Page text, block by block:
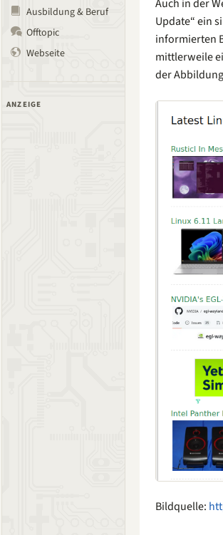
Ausbildung & Beruf
Offtopic
Webseite
ANZEIGE
Auch in der
Update“ ein
informierten
mittlerweile
der
Bildquelle: